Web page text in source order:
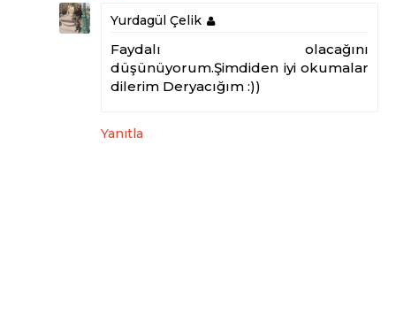
Yurdagül Çelik
Faydalı olacağını
düşünüyorum.Şimdiden iyi okumalar
dilerim Deryacığım :))
Yanıtla